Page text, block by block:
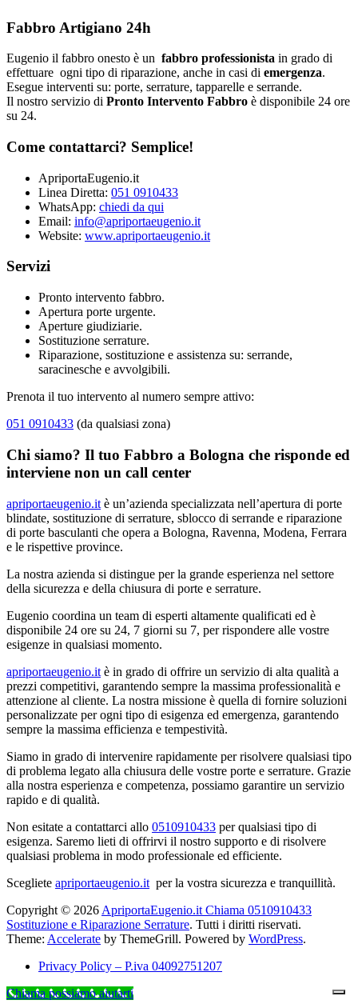
Fabbro Artigiano 24h
Eugenio il fabbro onesto è un fabbro professionista in grado di
effettuare ogni tipo di riparazione, anche in casi di emergenza.
Esegue interventi su: porte, serrature, tapparelle e serrande.
Il nostro servizio di Pronto Intervento Fabbro è disponibile 24 ore
su 24.
Come contattarci? Semplice!
ApriportaEugenio.it
Linea Diretta: 051 0910433
WhatsApp: chiedi da qui
Email: info@apriportaeugenio.it
Website: www.apriportaeugenio.it
Servizi
Pronto intervento fabbro.
Apertura porte urgente.
Aperture giudiziarie.
Sostituzione serrature.
Riparazione, sostituzione e assistenza su: serrande,
saracinesche e avvolgibili.
Prenota il tuo intervento al numero sempre attivo:
051 0910433 (da qualsiasi zona)
Chi siamo? Il tuo Fabbro a Bologna che risponde ed
interviene non un call center
apriportaeugenio.it è un’azienda specializzata nell’apertura di porte
blindate, sostituzione di serrature, sblocco di serrande e riparazione
di porte basculanti che opera a Bologna, Ravenna, Modena, Ferrara
e le rispettive province.
La nostra azienda si distingue per la grande esperienza nel settore
della sicurezza e della chiusura di porte e serrature.
Eugenio coordina un team di esperti altamente qualificati ed è
disponibile 24 ore su 24, 7 giorni su 7, per rispondere alle vostre
esigenze in qualsiasi momento.
apriportaeugenio.it è in grado di offrire un servizio di alta qualità a
prezzi competitivi, garantendo sempre la massima professionalità e
attenzione al cliente. La nostra missione è quella di fornire soluzioni
personalizzate per ogni tipo di esigenza ed emergenza, garantendo
sempre la massima efficienza e tempestività.
Siamo in grado di intervenire rapidamente per risolvere qualsiasi tipo
di problema legato alla chiusura delle vostre porte e serrature. Grazie
alla nostra esperienza e competenza, possiamo garantire un servizio
rapido e di qualità.
Non esitate a contattarci allo 0510910433 per qualsiasi tipo di
esigenza. Saremo lieti di offrirvi il nostro supporto e di risolvere
qualsiasi problema in modo professionale ed efficiente.
Scegliete apriportaeugenio.it per la vostra sicurezza e tranquillità.
Copyright © 2026 ApriportaEugenio.it Chiama 0510910433
Sostituzione e Riparazione Serrature. Tutti i diritti riservati.
Theme: Accelerate by ThemeGrill. Powered by WordPress.
Privacy Policy – P.iva 04092751207
Chiama possiamo aiutarti